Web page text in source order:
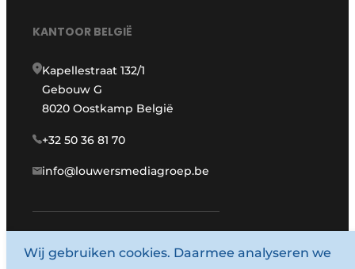
KANTOOR BELGIË
Kapellestraat 132/1
Gebouw G
8020 Oostkamp België
+32 50 36 81 70
info@louwersmediagroep.be
www.louwersmediagroep.com
Wij gebruiken cookies. Daarmee analyseren we